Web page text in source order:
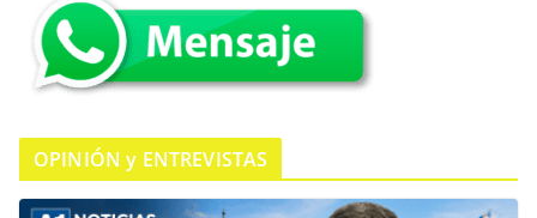
k
OPINIÓN y ENTREVISTAS